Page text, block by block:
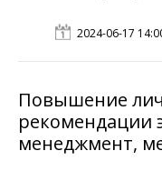
2024-06-17
Повышение
рекомендации
менеджмент,